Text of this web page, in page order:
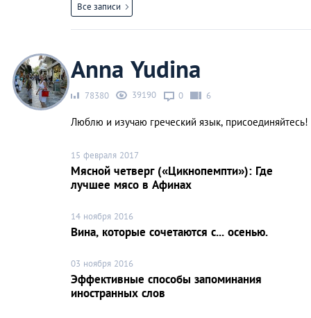
Все записи
Anna Yudina
78380 39190 0 6
Люблю и изучаю греческий язык, присоединяйтесь!
15 февраля 2017
Мясной четверг («Цикнопемпти»): Где
лучшее мясо в Афинах
14 ноября 2016
Вина, которые сочетаются с... осенью.
03 ноября 2016
Эффективные способы запоминания
иностранных слов